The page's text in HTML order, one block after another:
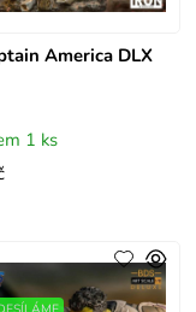
America DLX
1 ks